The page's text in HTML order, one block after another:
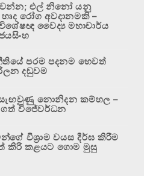
වන්න; එල් නිනෝ යනු
රෝග අවදානමකි –
විශේෂඥ වෛද්‍ය මහාචාර්ය
පරම පදනම හෙවත්
දඬුවම
නොනිදන කම්හල –
විජේවර්ධන
විශ්‍රාම වයස දීර්ඝ කිරීම
කිරි කළයට ගොම මුසු